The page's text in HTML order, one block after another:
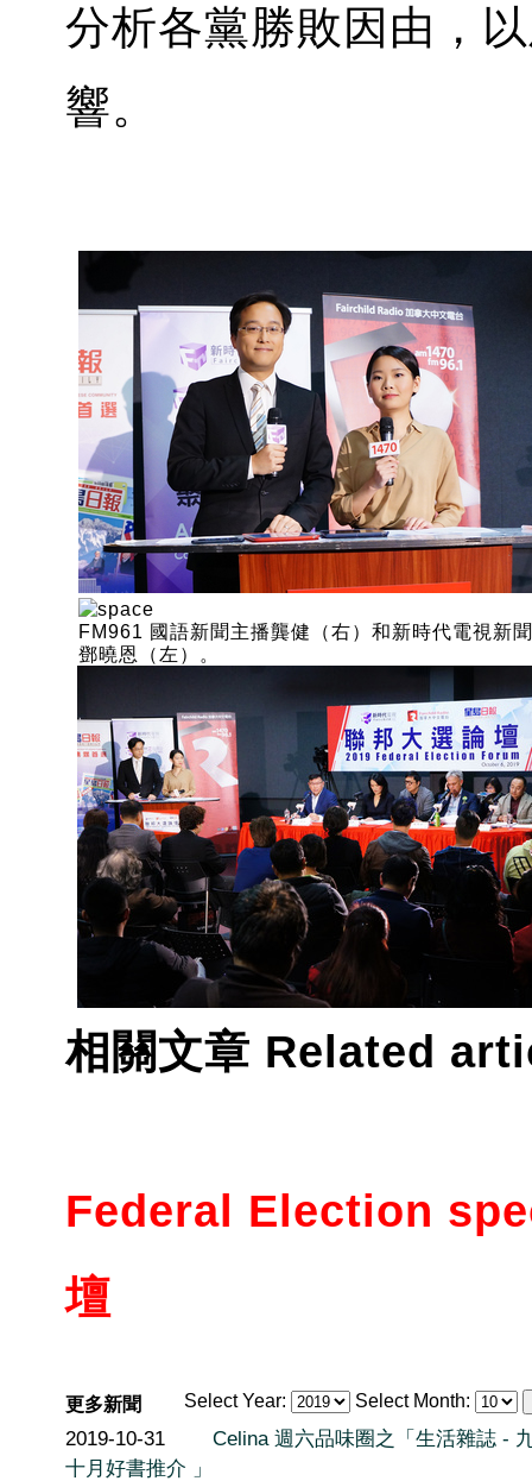
分析各黨勝敗因由，
響。
FM961 國語新聞主播龔健（右）和新時代電視新
鄧曉恩（左）。
相關文章 Related
Federal Election
壇
Select Year: Select Month:
更多新聞
2019-10-31
Celina 週六品味圈之「生活雜誌 -
十月好書推介 」